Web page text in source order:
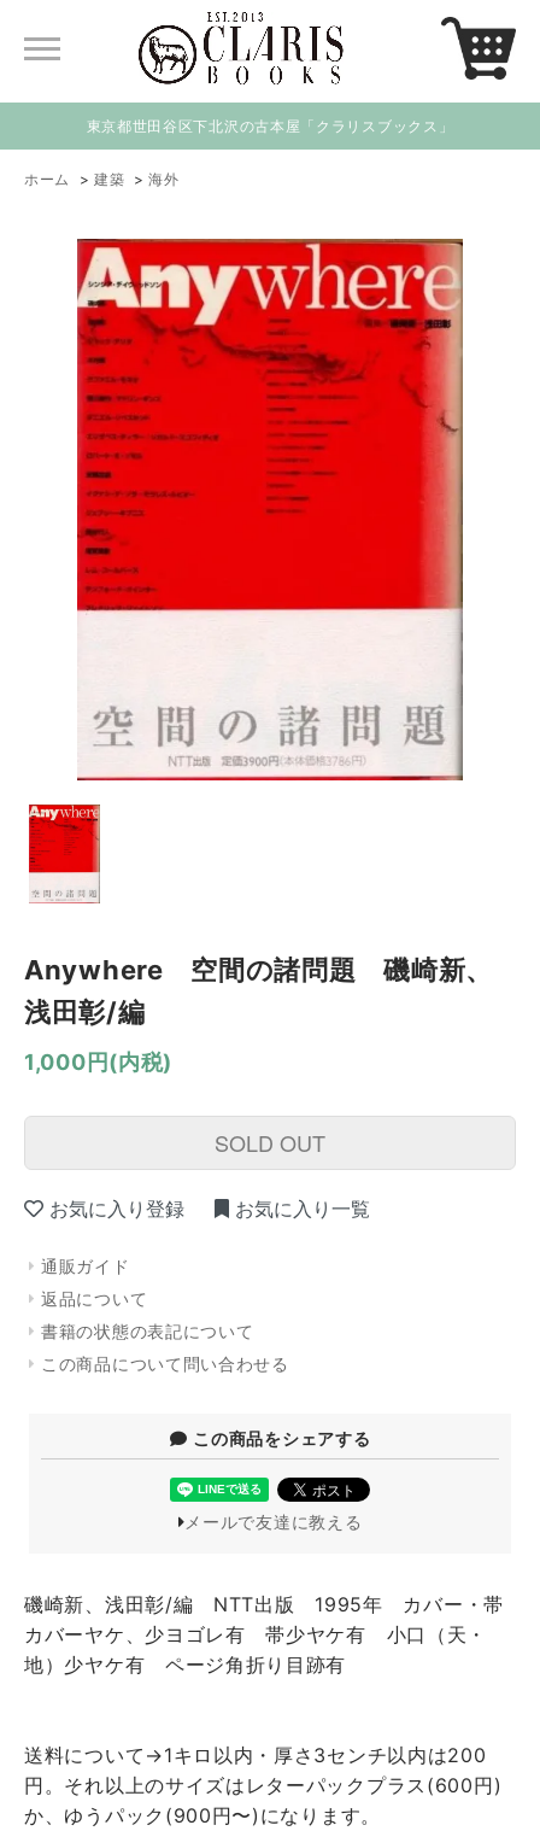
東京都世田谷区下北沢の古本屋「クラリスブックス」
ホーム > 建築 >海外
Anywhere 空間の諸問題 磯崎新、
浅田彰/編
1,000円(内税)
SOLD OUT
お気に入り登録 お気に入り一覧
通販ガイド
返品について
書籍の状態の表記について
この商品について問い合わせる
この商品をシェアする
メールで友達に教える
磯崎新、浅田彰/編 NTT出版 1995年 カバー・帯
カバーヤケ、少ヨゴレ有 帯少ヤケ有 小口（天・
地）少ヤケ有 ページ角折り目跡有
送料について→1キロ以内・厚さ3センチ以内は200
円。それ以上のサイズはレターパックプラス(600円)
か、ゆうパック(900円〜)になります。